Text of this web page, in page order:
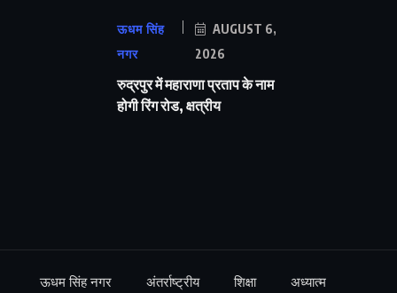
ऊधम सिंह
नगर
AUGUST 6,
2026
रुद्रपुर में महाराणा प्रताप के नाम
होगी रिंग रोड, क्षत्रीय
ऊधम सिंह नगर अंतर्राष्ट्रीय शिक्षा
अध्यात्म